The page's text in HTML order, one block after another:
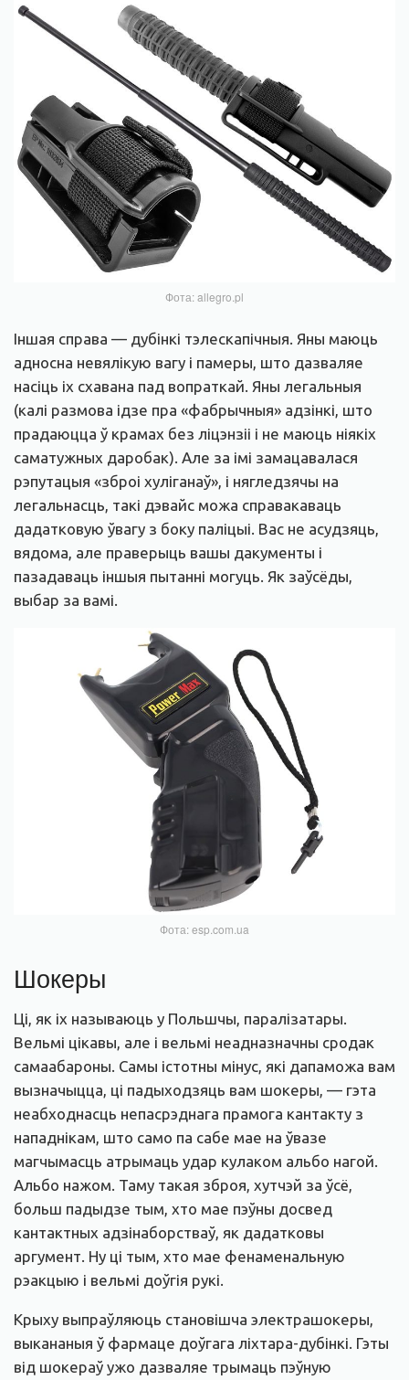
Фота: allegro.pl
Іншая справа — дубінкі тэлескапічныя. Яны маюць
адносна невялікую вагу і памеры, што дазваляе
насіць іх схавана пад вопраткай. Яны легальныя
(калі размова ідзе пра «фабрычныя» адзінкі, што
прадаюцца ў крамах без ліцэнзіі і не маюць ніякіх
саматужных даробак). Але за імі замацавалася
рэпутацыя «зброі хуліганаў», і нягледзячы на
легальнасць, такі дэвайс можа справакаваць
дадатковую ўвагу з боку паліцыі. Вас не асудзяць,
вядома, але праверыць вашы дакументы і
пазадаваць іншыя пытанні могуць. Як заўсёды,
выбар за вамі.
Фота: esp.com.ua
Шокеры
Ці, як іх называюць у Польшчы, паралізатары.
Вельмі цікавы, але і вельмі неадназначны сродак
самаабароны. Самы істотны мінус, які дапаможа вам
вызначыцца, ці падыходзяць вам шокеры, — гэта
неабходнасць непасрэднага прамога кантакту з
нападнікам, што само па сабе мае на ўвазе
магчымасць атрымаць удар кулаком альбо нагой.
Альбо нажом. Таму такая зброя, хутчэй за ўсё,
больш падыдзе тым, хто мае пэўны досвед
кантактных адзінаборстваў, як дадатковы
аргумент. Ну ці тым, хто мае фенаменальную
рэакцыю і вельмі доўгія рукі.
Крыху выпраўляюць становішча электрашокеры,
выкананыя ў фармаце доўгага ліхтара-дубінкі. Гэты
від шокераў ужо дазваляе трымаць пэўную